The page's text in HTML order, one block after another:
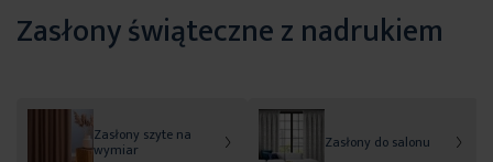
Zasłony świąteczne z nadrukiem
Zasłony szyte na
wymiar Zasłony do salonu